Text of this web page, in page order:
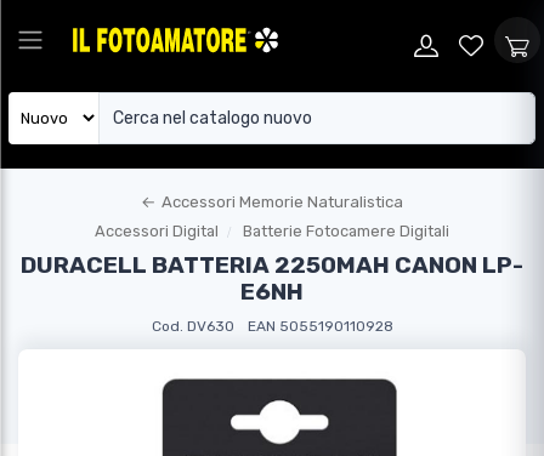
← Accessori Memorie Naturalistica
Accessori Digital
Batterie Fotocamere Digitali
DURACELL BATTERIA 2250MAH CANON LP-
E6NH
Cod. DV630 EAN 5055190110928